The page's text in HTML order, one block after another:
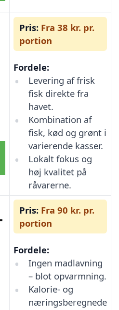
Pris: Fra 38 kr. pr.
portion
Fordele:
Levering af frisk
fisk direkte fra
havet.
Kombination af
fisk, kød og grønt i
varierende kasser.
Lokalt fokus og
høj kvalitet på
råvarerne.
Pris: Fra 90 kr. pr.
portion
Fordele:
Ingen madlavning
– blot opvarmning.
Kalorie- og
næringsberegnede